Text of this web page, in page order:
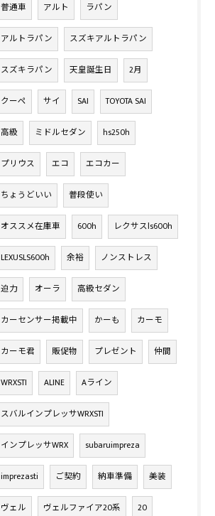
普通車 アルト ラパン
アルトラパン スズキアルトラパン
スズキラパン 天皇誕生日 2月
クーペ サイ SAI TOYOTA SAI
高級 ミドルセダン hs250h
プリウス エコ エコカー
ちょうどいい 普段使い
オススメ在庫車 600h レクサスls600h
LEXUSLS600h 余裕 ノンストレス
迫力 オーラ 高級セダン
カーセンサー掲載中 かーも カーモ
カーモ君 販促物 プレゼント 仲間
WRXSTI ALINE Aライン
スバルインプレッサWRXSTI
インプレッサWRX subaruimpreza
imprezasti ご契約 納車準備 美装
ヴェル ヴェルファイア20系 20